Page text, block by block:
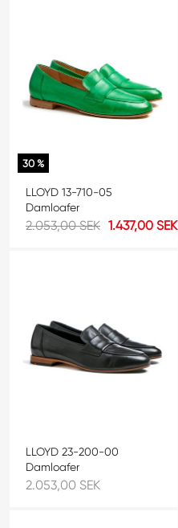
30 %
LLOYD 13-710-05
Damloafer
2.053,00 SEK 1.437,00 SEK
LLOYD 23-200-00
Damloafer
2.053,00 SEK